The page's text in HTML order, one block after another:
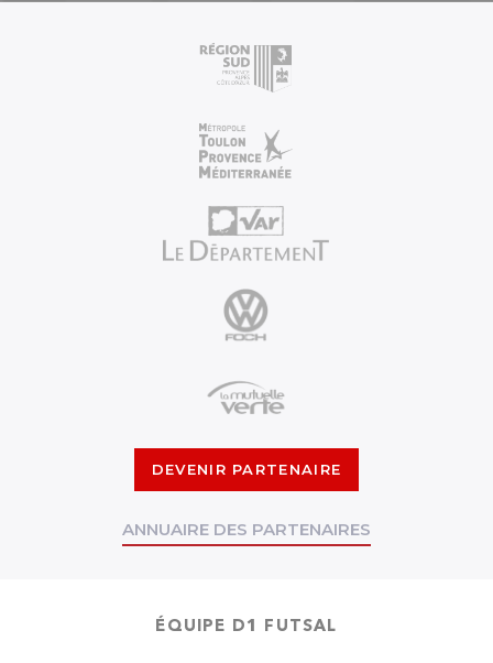
DEVENIR PARTENAIRE
ANNUAIRE DES PARTENAIRES
ÉQUIPE D1 FUTSAL